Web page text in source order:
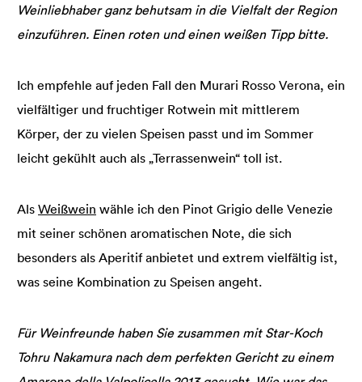
Weinliebhaber ganz behutsam in die Vielfalt der Region
einzuführen. Einen roten und einen weißen Tipp bitte.
Ich empfehle auf jeden Fall den Murari Rosso Verona, ein
vielfältiger und fruchtiger Rotwein mit mittlerem
Körper, der zu vielen Speisen passt und im Sommer
leicht gekühlt auch als „Terrassenwein“ toll ist.
Als Weißwein wähle ich den Pinot Grigio delle Venezie
mit seiner schönen aromatischen Note, die sich
besonders als Aperitif anbietet und extrem vielfältig ist,
was seine Kombination zu Speisen angeht.
Für Weinfreunde haben Sie zusammen mit Star-Koch
Tohru Nakamura nach dem perfekten Gericht zu einem